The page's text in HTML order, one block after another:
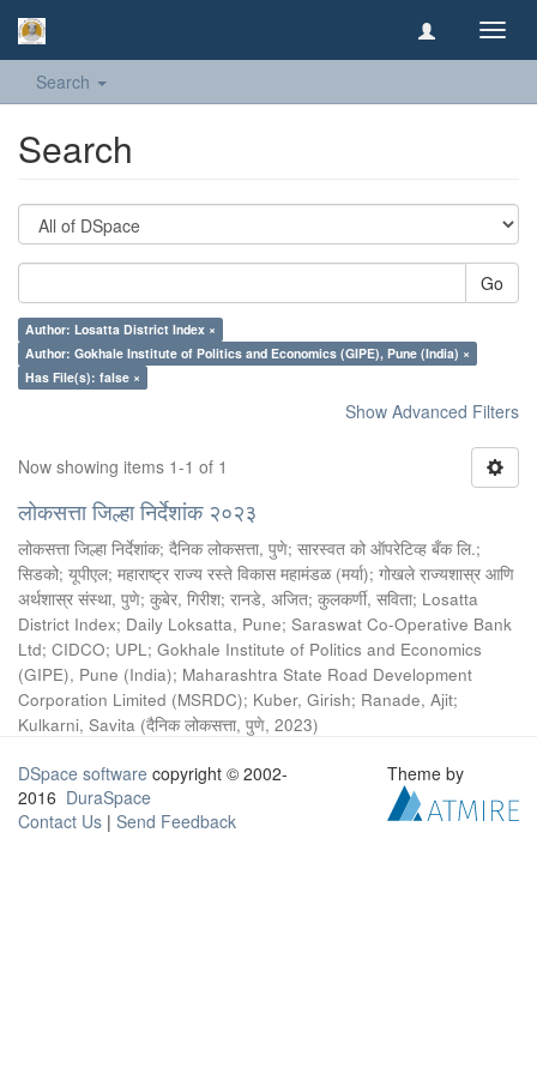
Search
Search
Go
Author: Losatta District Index ×
Author: Gokhale Institute of Politics and Economics (GIPE), Pune (India) ×
Has File(s): false ×
Show Advanced Filters
Now showing items 1-1 of 1
लोकसत्ता जिल्हा निर्देशांक २०२३
लोकसत्ता जिल्हा निर्देशांक; दैनिक लोकसत्ता, पुणे; सारस्वत को ऑपरेटिव्ह बँक लि.;
सिडको; यूपीएल; महाराष्ट्र राज्य रस्ते विकास महामंडळ (मर्या); गोखले राज्यशास्र आणि
अर्थशास्र संस्था, पुणे; कुबेर, गिरीश; रानडे, अजित; कुलकर्णी, सविता; Losatta
District Index; Daily Loksatta, Pune; Saraswat Co-Operative Bank
Ltd; CIDCO; UPL; Gokhale Institute of Politics and Economics
(GIPE), Pune (India); Maharashtra State Road Development
Corporation Limited (MSRDC); Kuber, Girish; Ranade, Ajit;
Kulkarni, Savita (दैनिक लोकसत्ता, पुणे, 2023)
DSpace software copyright © 2002-
2016 DuraSpace
Contact Us | Send Feedback
Theme by